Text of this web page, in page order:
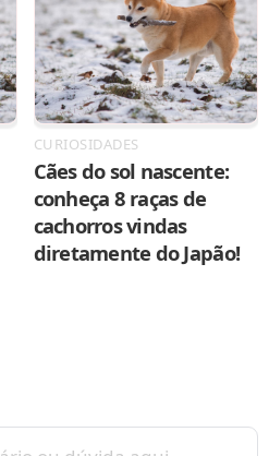
CURIOSIDADES
Cães do sol nascente:
conheça 8 raças de
cachorros vindas
diretamente do Japão!